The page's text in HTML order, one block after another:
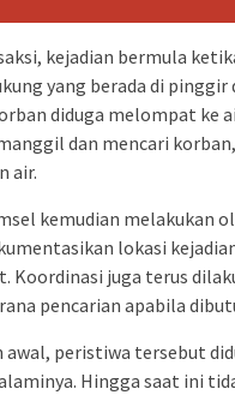
kejadian bermula
yang berada di pinggir
diduga melompat ke
dan mencari
air.
kemudian melakukan
lokasi
Koordinasi juga terus
pencarian apabila
awal, peristiwa tersebut
Hingga saat ini